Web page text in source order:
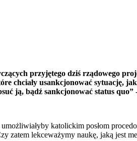
przyjętego dziś rządowego
chciały usankcjonować sytuację,
ją, bądź sankcjonować status quo”
katolickim posłom
lekceważymy naukę, jaką jest